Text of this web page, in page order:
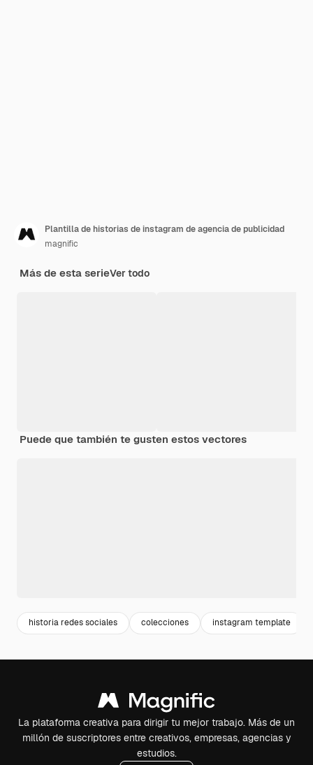
Plantilla de historias de instagram de agencia de publicidad
magnific
Más de esta serieVer todo
Puede que también te gusten estos vectores
historia redes sociales colecciones instagram template
La plataforma creativa para dirigir tu mejor trabajo. Más de un
millón de suscriptores entre creativos, empresas, agencias y
estudios.